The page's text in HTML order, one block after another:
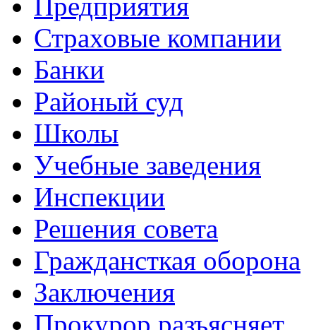
Предприятия
Страховые компании
Банки
Районый суд
Школы
Учебные заведения
Инспекции
Решения совета
Граждансткая оборона
Заключения